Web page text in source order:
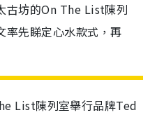
古坊的On The List陳列
率先睇定心水款式，再
List陳列室舉行品牌Ted